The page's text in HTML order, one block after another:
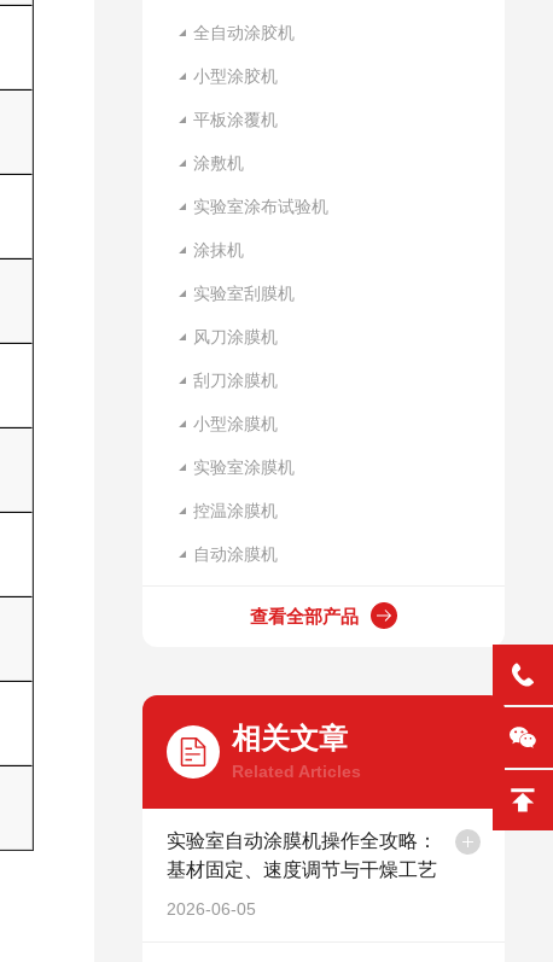
全自动涂胶机
小型涂胶机
平板涂覆机
涂敷机
实验室涂布试验机
涂抹机
实验室刮膜机
风刀涂膜机
刮刀涂膜机
小型涂膜机
实验室涂膜机
控温涂膜机
自动涂膜机
查看全部产品
相关文章
Related Articles
实验室自动涂膜机操作全攻略：
基材固定、速度调节与干燥工艺
2026-06-05